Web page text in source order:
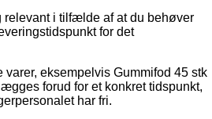
relevant i tilfælde af at du behøver
for det
eksempelvis Gummifod 45 stk
forud for et konkret tidspunkt,
har fri.